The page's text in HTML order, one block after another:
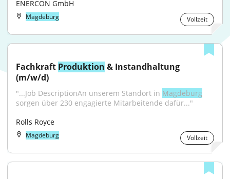
ENERCON GmbH
Magdeburg Vollzeit
Fachkraft Produktion & Instandhaltung
(m/w/d)
"...Job DescriptionAn unserem Standort in Magdeburg
sorgen über 230 engagierte Mitarbeitende dafür..."
Rolls Royce
Magdeburg Vollzeit